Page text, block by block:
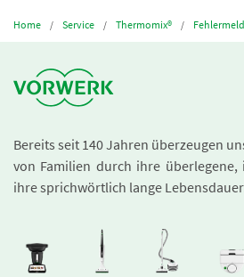
Home Service Thermomix®
Bereits seit 140 Jahren überzeugen
von Familien durch ihre überlegene,
ihre sprichwörtlich lange